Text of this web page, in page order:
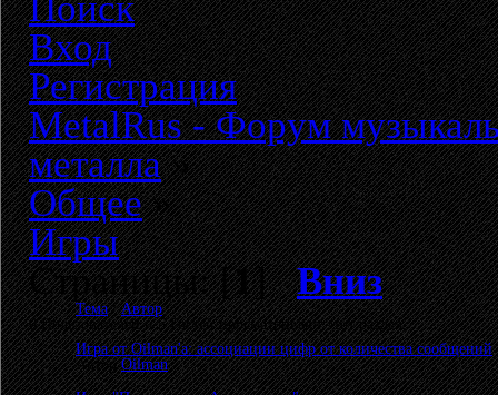
Вход
Регистрация
MetalRus - Форум
металла»
Общее»
Игры
Страницы: [1]Вниз
Тема/Автор
0 Пользователей и 5 Гостей просматривают этот раздел.
Игра от Oilman'a: ассоциации цифр от количества сообщений
АвторOilman